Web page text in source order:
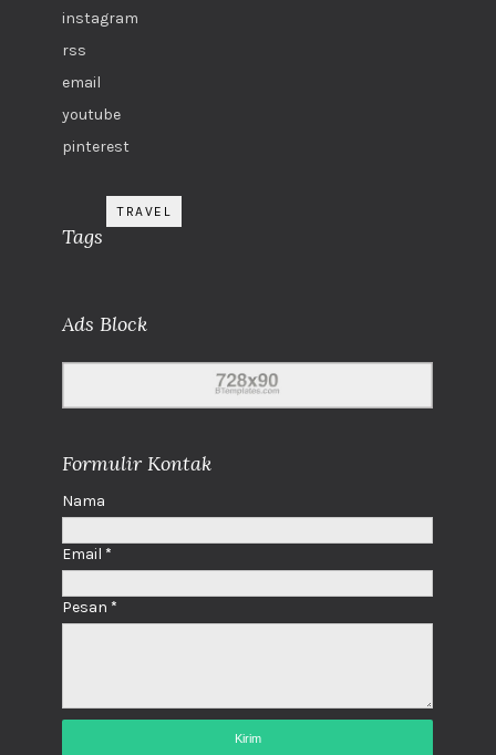
instagram
rss
email
youtube
pinterest
Tags
TRAVEL
Ads Block
Formulir Kontak
Nama
Email *
Pesan *